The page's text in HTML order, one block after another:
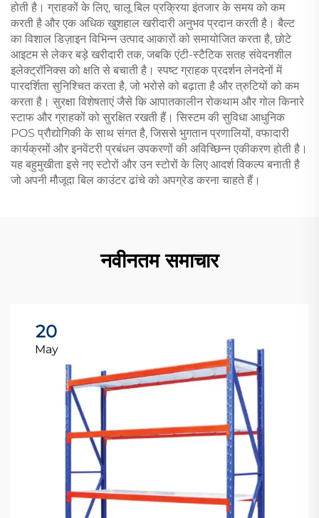
होती है। ग्राहकों के लिए, चालू बिल प्रक्रिया इंतजार के समय को कम
करती है और एक अधिक खुशहाल खरीदारी अनुभव प्रदान करती है। बैल्ट
का विशाल डिज़ाइन विभिन्न उत्पाद आकारों को समायोजित करता है, छोटे
आइटम से लेकर बड़े खरीदारी तक, जबकि एंटी-स्टैटिक सतह संवेदनशील
इलेक्ट्रॉनिक्स को क्षति से बचाती है। स्पष्ट ग्राहक प्रदर्शन लेनदेनों में
पारदर्शिता सुनिश्चित करता है, जो भरोसे को बढ़ाता है और त्रुटियों को कम
करता है। सुरक्षा विशेषताएं जैसे कि आपातकालीन रोकथाम और गोल किनारे
स्टाफ और ग्राहकों को सुरक्षित रखती हैं। सिस्टम की सुविधा आधुनिक
POS प्रौद्योगिकी के साथ संगत है, जिससे भुगतान प्रणालियों, वफादारी
कार्यक्रमों और इनवेंटरी प्रबंधन उपकरणों की अविच्छिन्न एकीकरण होती है।
यह बहुमुखीता इसे नए स्टोरों और उन स्टोरों के लिए आदर्श विकल्प बनाती है
जो अपनी मौजूदा बिल काउंटर ढांचे को अपग्रेड करना चाहते हैं।
नवीनतम समाचार
20
May